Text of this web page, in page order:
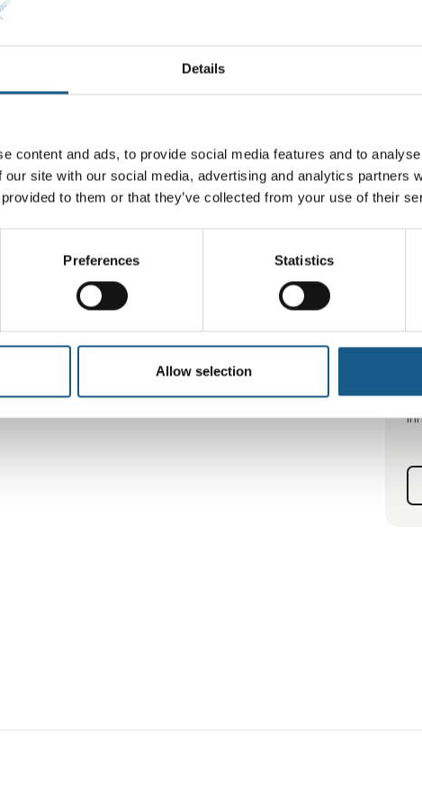
Details
content and ads, to provide social media features and to
our site with our social media, advertising and analytics partners
to them or that they’ve collected from your use of their
Preferences Statistics
Allow selection